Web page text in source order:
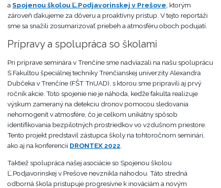
aSpojenou školou Ľ.Podjavorinskej v Prešove , ktorým
zároveň ďakujeme za dôveru a proaktívny prístup. V tejto reportáži
sme sa snažili zosumarizovať priebeh a atmosféru oboch podujatí.
Prípravy a spolupráca so školami
Pri príprave seminára v Trenčíne sme nadviazali na našu spoluprácu
S Fakultou špeciálnej techniky Trenčianskej univerzity Alexandra
Dubčeka v Trenčíne (FŠT TnUAD), s ktorou sme pripravili aj prvý
ročník akcie. Toto spojenie nie je náhoda, keďže fakulta realizuje
výskum zameraný na detekciu dronov pomocou sledovania
nehomogenít v atmosfére, čo je celkom unikátny spôsob
identifikovania bezpilotných prostriedkov vo vzdušnom priestore.
Tento projekt predstavil zástupca školy na tohtoročnom seminári,
ako aj na konferencii DRONTEX 2022
Taktiež spolupráca našej asociácie so Spojenou školou
Ľ.Podjavorinskej v Prešove nevznikla náhodou. Táto stredná
odborná škola pristupuje progresívne k inováciám a novým